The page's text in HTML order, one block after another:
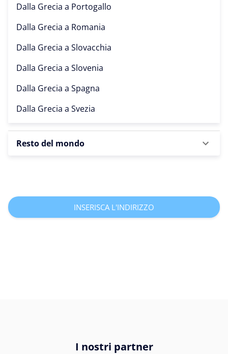
Dalla Grecia a Portogallo
Dalla Grecia a Romania
Dalla Grecia a Slovacchia
Dalla Grecia a Slovenia
Dalla Grecia a Spagna
Dalla Grecia a Svezia
Resto del mondo
INSERISCA L'INDIRIZZO
I nostri partner